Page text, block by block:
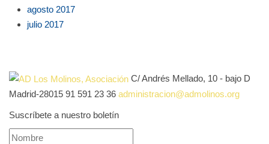
agosto 2017
julio 2017
C/ Andrés Mellado, 10 - bajo D
Madrid-28015 91 591 23 36 administracion@admolinos.org
Suscríbete a nuestro boletín